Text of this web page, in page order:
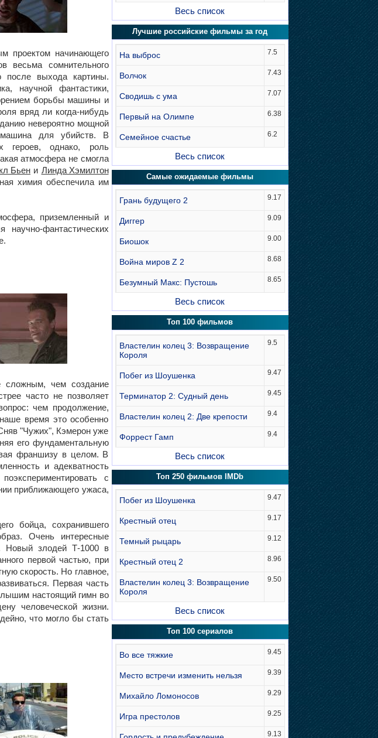
проектом начинающего
весьма сомнительного
после выхода картины.
научной фантастики,
борьбы машины и
вряд ли когда-нибудь
невероятно мощной
для убийств. В
героев, однако, роль
атмосфера не смогла
Бьен и Линда Хэмилтон
химия обеспечила им
приземленный и
фантастических
сложным, чем создание
часто не позволяет
чем продолжение,
время это особенно
"Чужих", Кэмерон уже
его фундаментальную
франшизу в целом. В
и адекватность
с
приближающего ужаса,
бойца, сохранившего
Очень интересные
Новый злодей Т-1000 в
первой частью, при
скорость. Но главное,
Первая часть
настоящий гимн во
человеческой жизни.
что могло бы стать
Весь список
Лучшие российские фильмы за год
На выброс 7.5
Волчок 7.43
Сводишь с ума 7.07
Первый на Олимпе 6.38
Семейное счастье 6.2
Весь список
Самые ожидаемые фильмы
Грань будущего 2 9.17
Диггер 9.09
Биошок 9.00
Война миров Z 2 8.68
Безумный Макс: Пустошь 8.65
Весь список
Топ 100 фильмов
Властелин колец 3: Возвращение
Короля
9.5
Побег из Шоушенка 9.47
Терминатор 2: Судный день 9.45
Властелин колец 2: Две крепости 9.4
Форрест Гамп 9.4
Весь список
Топ 250 фильмов IMDb
Побег из Шоушенка 9.47
Крестный отец 9.17
Темный рыцарь 9.12
Крестный отец 2 8.96
Властелин колец 3: Возвращение
Короля
9.50
Весь список
Топ 100 сериалов
Во все тяжкие 9.45
Место встречи изменить нельзя 9.39
Михайло Ломоносов 9.29
Игра престолов 9.25
9.13